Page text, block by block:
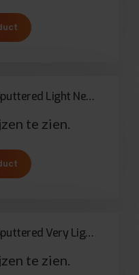
LLumar N 1050 SR CDF – Sputtered Light Neutral Stainless Steel 50
te zien.
LLumar N 1065 SR CDF – Sputtered Very Light Neutral Stainless Steel 40
te zien.